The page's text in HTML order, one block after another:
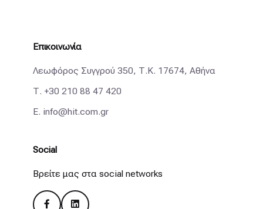
Επικοινωνία
Λεωφόρος Συγγρού 350, Τ.Κ. 17674, Αθήνα
Τ. +30 210 88 47 420
E. info@hit.com.gr
Social
Βρείτε μας στα social networks